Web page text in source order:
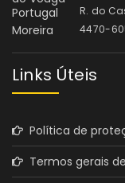
R. do
4470-
Links Úteis
Política de
Termos gerais